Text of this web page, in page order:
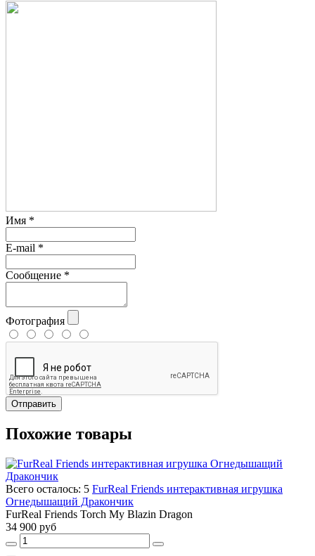
Имя *
E-mail *
Сообщение *
Фотография
Отправить
Похожие товары
Всего осталось: 5 FurReal Friends интерактивная игрушка
Огнедышащий Дракончик
FurReal Friends Torch My Blazin Dragon
34 900 руб